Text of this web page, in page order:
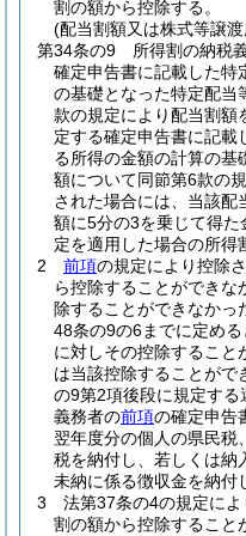
割の額から控除する。
(配当割額又は株式等譲
第34条の9
所得割の納税
確定申告書に記載した特
の基礎となった特定配当
款の規定により配当割額
定する確定申告書に記載
る所得の金額の計算の基
額について同節第6款の
された場合には、当該配
額に5分の3を乗じて得た
定を適用した場合の所得
2
前項の規定により控除
ら控除することができ
除することができなかっ
48条の9の6までに定める
に対しその控除すること
は当該控除することがで
の9第2項後段に規定す
義務者の前項の確定申告
翌年度分の個人の県民税
税を納付し、若しくは納
未納に係る徴収金を納付
3
法第37条の4の規定に
割の額から控除すること